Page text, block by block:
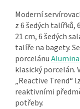
Moderní
z 6 šedých talířků,
21 cm, 6 šedých
talíře na bagety.
porcelánuAlumina
klasický porcelán.
„Reactive Trend“
reaktivními
potřeby.